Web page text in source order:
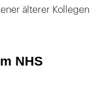
älterer Kollegen
NHS